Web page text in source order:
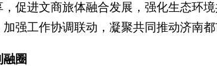
，促进文商旅体融合发展，强化生态环
强工作协调联动，凝聚共同推动济南都
融圈